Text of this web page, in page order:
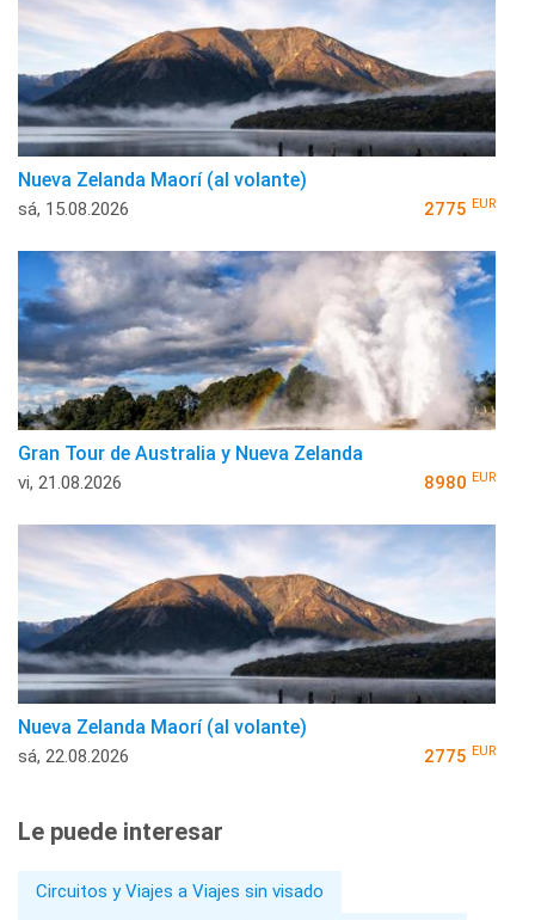
Nueva Zelanda Maorí (al volante)
sá, 15.08.2026 2775 EUR
Gran Tour de Australia y Nueva Zelanda
vi, 21.08.2026 8980 EUR
Nueva Zelanda Maorí (al volante)
sá, 22.08.2026 2775 EUR
Le puede interesar
Circuitos y Viajes a Viajes sin visado